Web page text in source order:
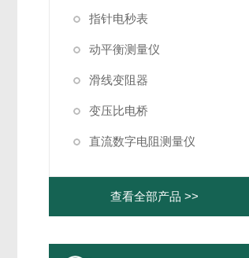
指针电秒表
动平衡测量仪
滑线变阻器
变压比电桥
直流数字电阻测量仪
查看全部产品 >>